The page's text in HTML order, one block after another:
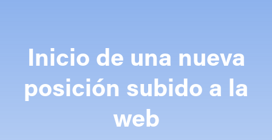
Inicio de una nueva
posición subido a la
web